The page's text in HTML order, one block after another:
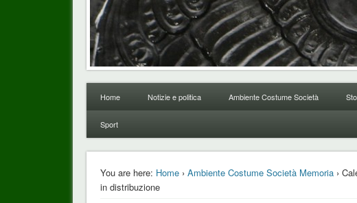
Home Notizie e politica Ambiente Costume Società
Sport
You are here: Home› Ambiente Costume Società Memoria›
in distribuzione